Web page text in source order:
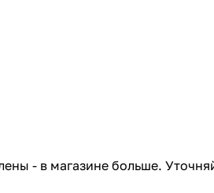
- в магазине больше.